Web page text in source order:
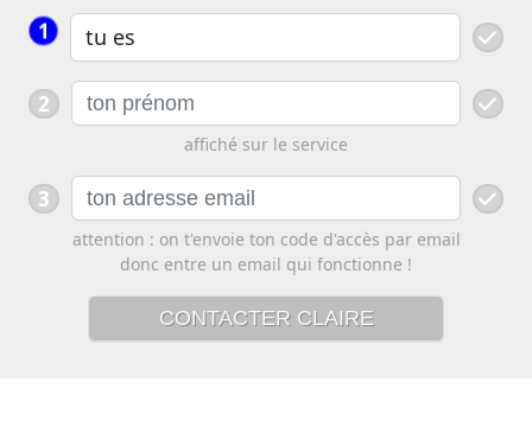
1
2
affiché sur le service
3
attention : on t'envoie ton code d'accès par email
donc entre un email qui fonctionne !
CONTACTER CLAIRE